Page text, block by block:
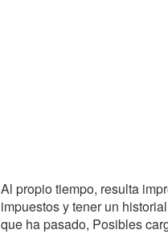
Al propio tiempo, resulta
impuestos y tener un
que ha pasado, Posibles